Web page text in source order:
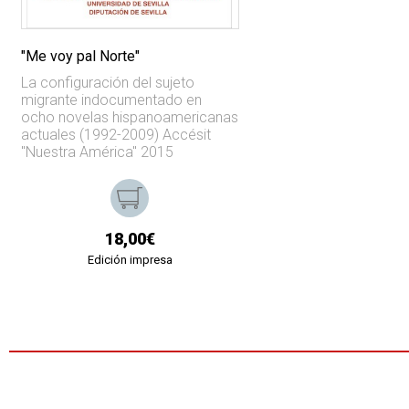
"Me voy pal Norte"
La configuración del sujeto
migrante indocumentado en
ocho novelas hispanoamericanas
actuales (1992-2009) Accésit
"Nuestra América" 2015
18,00€
Edición impresa